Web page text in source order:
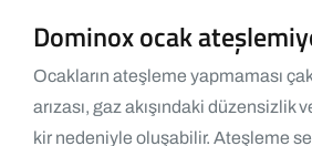
Dominox ocak
Ocakların ateşleme yapmaması
arızası, gaz akışındaki düzensizlik
kir nedeniyle oluşabilir. Ateşleme